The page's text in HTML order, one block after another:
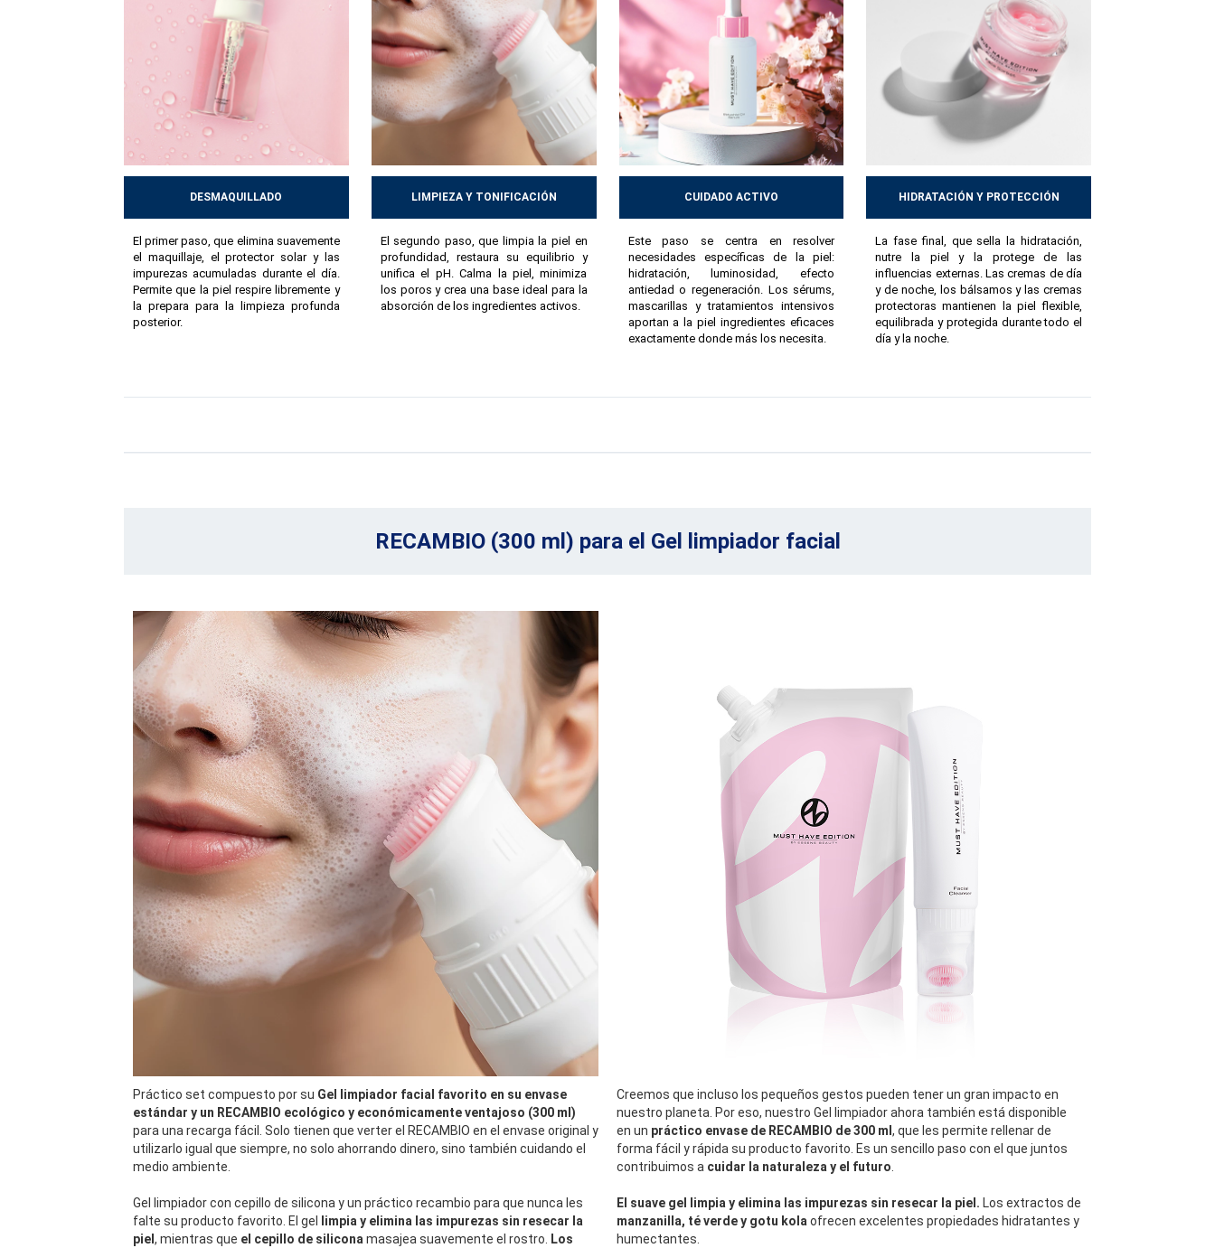
DESMAQUILLADO
El primer paso, que elimina suavemente
el maquillaje, el protector solar y las
impurezas acumuladas durante el día.
Permite que la piel respire libremente y
la prepara para la limpieza profunda
posterior.
LIMPIEZA Y TONIFICACIÓN
El segundo paso, que limpia la piel en
profundidad, restaura su equilibrio y
unifica el pH. Calma la piel, minimiza
los poros y crea una base ideal para la
absorción de los ingredientes activos.
CUIDADO ACTIVO
Este paso se centra en resolver
necesidades específicas de la piel:
hidratación, luminosidad, efecto
antiedad o regeneración. Los sérums,
mascarillas y tratamientos intensivos
aportan a la piel ingredientes eficaces
exactamente donde más los necesita.
HIDRATACIÓN Y PROTECCIÓN
La fase final, que sella la hidratación,
nutre la piel y la protege de las
influencias externas. Las cremas de día
y de noche, los bálsamos y las cremas
protectoras mantienen la piel flexible,
equilibrada y protegida durante todo el
día y la noche.
RECAMBIO (300 ml) para el Gel limpiador facial
Práctico set compuesto por su Gel limpiador facial favorito en su envase
estándar y un RECAMBIO ecológico y económicamente ventajoso (300 ml)
para una recarga fácil. Solo tienen que verter el RECAMBIO en el envase original y
utilizarlo igual que siempre, no solo ahorrando dinero, sino también cuidando el
medio ambiente.
Gel limpiador con cepillo de silicona y un práctico recambio para que nunca les
falte su producto favorito. El gel
limpia y elimina las impurezas sin resecar la
piel , mientras que el cepillo de silicona masajea suavemente el rostro.
Los
Creemos que incluso los pequeños gestos pueden tener un gran impacto en
nuestro planeta. Por eso, nuestro Gel limpiador ahora también está disponible
en un práctico envase de RECAMBIO de 300 ml , que les permite rellenar de
forma fácil y rápida su producto favorito. Es un sencillo paso con el que juntos
contribuimos a cuidar la naturaleza y el futuro
El suave gel limpia y elimina las impurezas sin resecar la piel. Los extractos de
manzanilla, té verde y gotu kola ofrecen excelentes propiedades hidratantes y
humectantes.